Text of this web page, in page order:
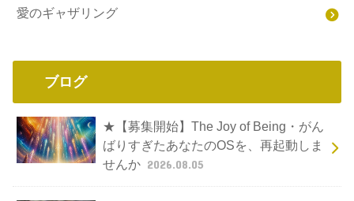
愛のギャザリング
ブログ
★【募集開始】The Joy of Being・がん
ばりすぎたあなたのOSを、再起動しま
せんか 2026.08.05